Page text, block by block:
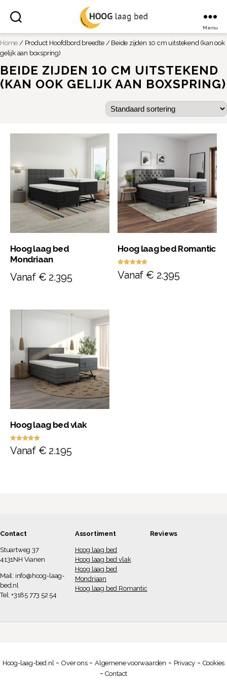
laag
Menu
Home / Product Hoofdbord breedte / Beide zijden 10 cm uitstekend (kan ook
gelijk aan boxspring)
BEIDE ZIJDEN 10 CM UITSTEKEND
(KAN OOK GELIJK AAN BOXSPRING)
Hoog laag bed
Mondriaan
Vanaf € 2.395
Hoog laag bed Romantic
Waardering
5.00
Vanaf€ 2.395
Hoog laag bed vlak
Waardering
5.00
Vanaf € 2.195
Contact
Stuartweg 37
4131NH Vianen
Mail: info@hoog-laag-
bed.nl
Tel: +3185 773 52 54
Assortiment
Hoog laag bed
Hoog laag bed vlak
Hoog laag bed
Mondriaan
Hoog laag bed Romantic
Reviews
Hoog-laag-bed.nl-Over ons- Algemene voorwaarden - Privacy - Cookies
-Contact